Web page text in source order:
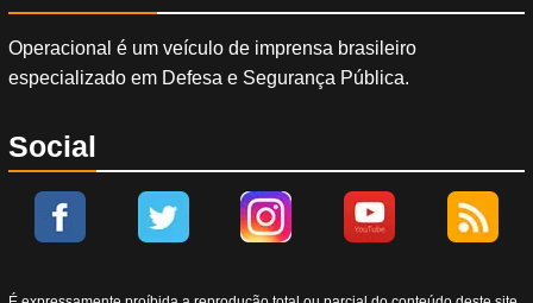
Operacional é um veículo de imprensa brasileiro
especializado em Defesa e Segurança Pública.
Social